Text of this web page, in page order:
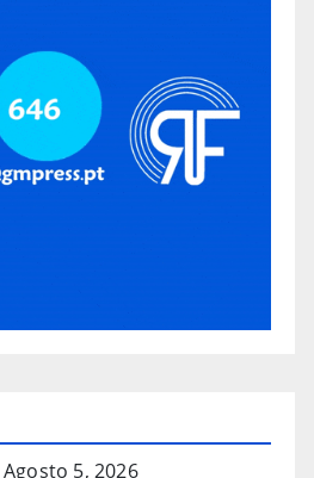
Agosto 5, 2026